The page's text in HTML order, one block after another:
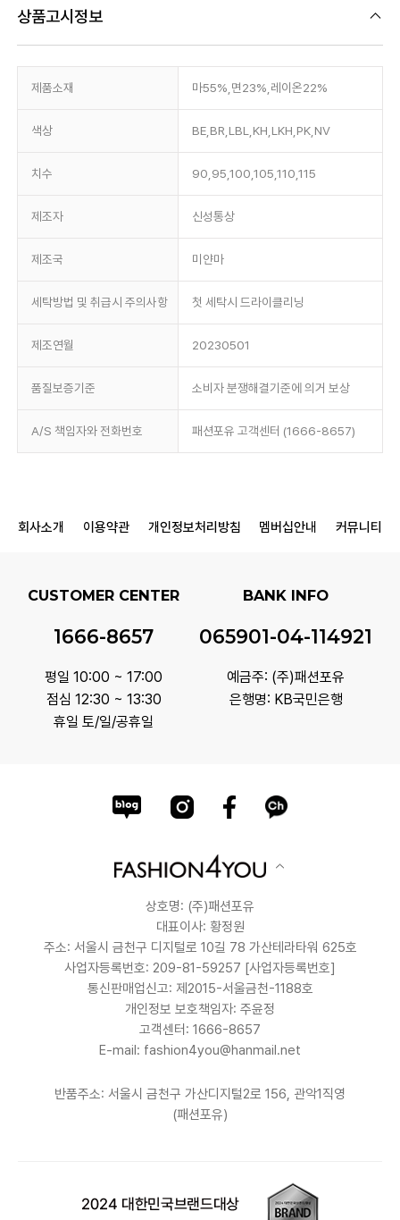
상품고시정보
제품소재 마55%,면23%,레이온22%
색상 BE,BR,LBL,KH,LKH,PK,NV
치수 90,95,100,105,110,115
제조자 신성통상
제조국 미얀마
세탁방법 및 취급시 주의사항 첫 세탁시 드라이클리닝
제조연월 20230501
품질보증기준 소비자 분쟁해결기준에 의거 보상
A/S 책임자와 전화번호 패션포유 고객센터 (1666-8657)
회사소개 이용약관 개인정보처리방침 멤버십안내 커뮤니티
CUSTOMER CENTER
1666-8657
평일 10:00 ~ 17:00
점심 12:30 ~ 13:30
휴일 토/일/공휴일
BANK INFO
065901-04-114921
예금주: (주)패션포유
은행명: KB국민은행
상호명: (주)패션포유
대표이사: 황정원
주소: 서울시 금천구 디지털로 10길 78 가산테라타워 625호
사업자등록번호: 209-81-59257 [사업자등록번호]
통신판매업신고: 제2015-서울금천-1188호
개인정보 보호책임자: 주윤정
고객센터: 1666-8657
E-mail: fashion4you@hanmail.net
반품주소: 서울시 금천구 가산디지털2로 156, 관악1직영
(패션포유)